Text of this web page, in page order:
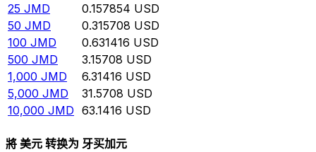
25 JMD 0.157854 USD
50 JMD 0.315708 USD
100 JMD 0.631416 USD
500 JMD 3.15708 USD
1,000 JMD 6.31416 USD
5,000 JMD 31.5708 USD
10,000 JMD 63.1416 USD
將 美元 转换为 牙买加元